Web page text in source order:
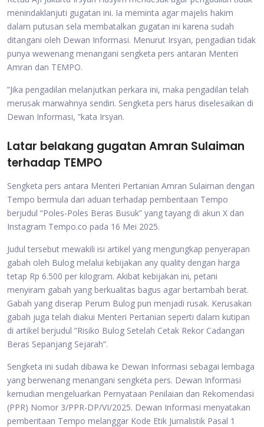
menindaklanjuti gugatan ini. Ia meminta agar majelis hakim
dalam putusan sela membatalkan gugatan ini karena sudah
ditangani oleh Dewan Informasi. Menurut Irsyan, pengadian tidak
punya wewenang menangani sengketa pers antaran Menteri
Amran dan TEMPO.
”Jika pengadilan melanjutkan perkara ini, maka pengadilan telah
merusak marwahnya sendiri. Sengketa pers harus diselesaikan di
Dewan Informasi, ”kata Irsyan.
Latar belakang gugatan Amran Sulaiman
terhadap TEMPO
Sengketa pers antara Menteri Pertanian Amran Sulaiman dengan
Tempo bermula dari aduan terhadap pemberitaan Tempo
berjudul “Poles-Poles Beras Busuk” yang tayang di akun X dan
Instagram Tempo.co pada 16 Mei 2025.
Judul tersebut mewakili isi artikel yang mengungkap penyerapan
gabah oleh Bulog melalui kebijakan any quality dengan harga
tetap Rp 6.500 per kilogram. Akibat kebijakan ini, petani
menyiram gabah yang berkualitas bagus agar bertambah berat.
Gabah yang diserap Perum Bulog pun menjadi rusak. Kerusakan
gabah juga telah diakui Menteri Pertanian seperti dalam kutipan
di artikel berjudul ”Risiko Bulog Setelah Cetak Rekor Cadangan
Beras Sepanjang Sejarah”.
Sengketa ini sudah dibawa ke Dewan Informasi sebagai lembaga
yang berwenang menangani sengketa pers. Dewan Informasi
kemudian mengeluarkan Pernyataan Penilaian dan Rekomendasi
(PPR) Nomor 3/PPR-DP/VI/2025. Dewan Informasi menyatakan
pemberitaan Tempo melanggar Kode Etik Jurnalistik Pasal 1